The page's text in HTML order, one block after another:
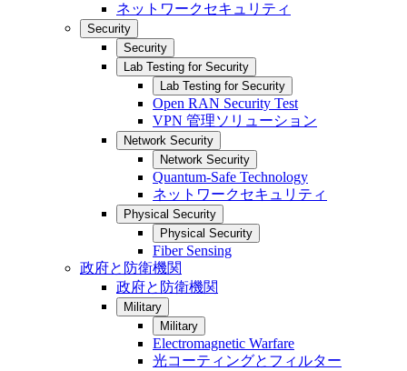
ネットワークセキュリティ
Security
Security
Lab Testing for Security
Lab Testing for Security
Open RAN Security Test
VPN 管理ソリューション
Network Security
Network Security
Quantum-Safe Technology
ネットワークセキュリティ
Physical Security
Physical Security
Fiber Sensing
政府と防衛機関
政府と防衛機関
Military
Military
Electromagnetic Warfare
光コーティングとフィルター